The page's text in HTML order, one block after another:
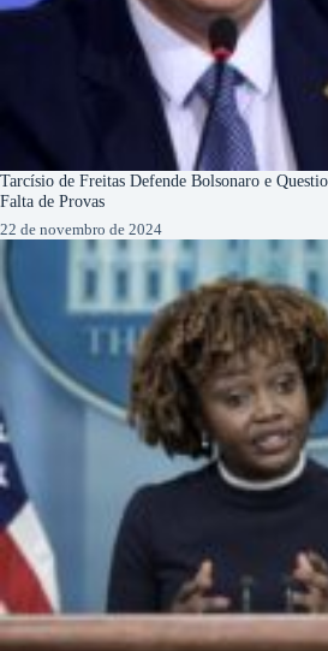
Tarcísio de Freitas Defende Bolsonaro e
Falta de Provas
22 de novembro de 2024